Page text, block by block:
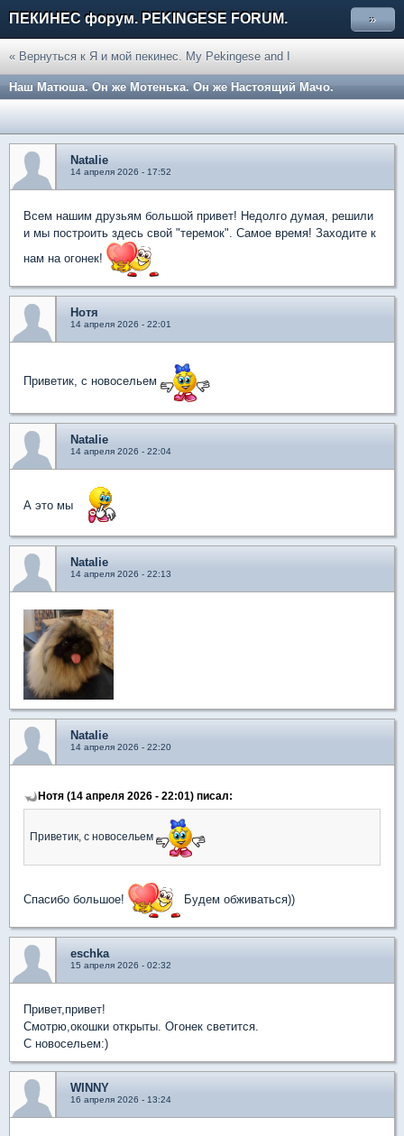
ПЕКИНЕС форум. PEKINGESE FORUM. »
« Вернуться к Я и мой пекинес. My Pekingese and I
Наш Матюша. Он же Мотенька. Он же Настоящий Мачо.
Natalie
14 апреля 2026 - 17:52
Всем нашим друзьям большой привет! Недолго думая, решили
и мы построить здесь свой "теремок". Самое время! Заходите к
нам на огонек!
Нотя
14 апреля 2026 - 22:01
Приветик, с новосельем
Natalie
14 апреля 2026 - 22:04
А это мы
Natalie
14 апреля 2026 - 22:13
Natalie
14 апреля 2026 - 22:20
Нотя (14 апреля 2026 - 22:01) писал:
Приветик, с новосельем
Спасибо большое! Будем обживаться))
eschka
15 апреля 2026 - 02:32
Привет,привет!
Смотрю,окошки открыты. Огонек светится.
С новосельем:)
WINNY
16 апреля 2026 - 13:24